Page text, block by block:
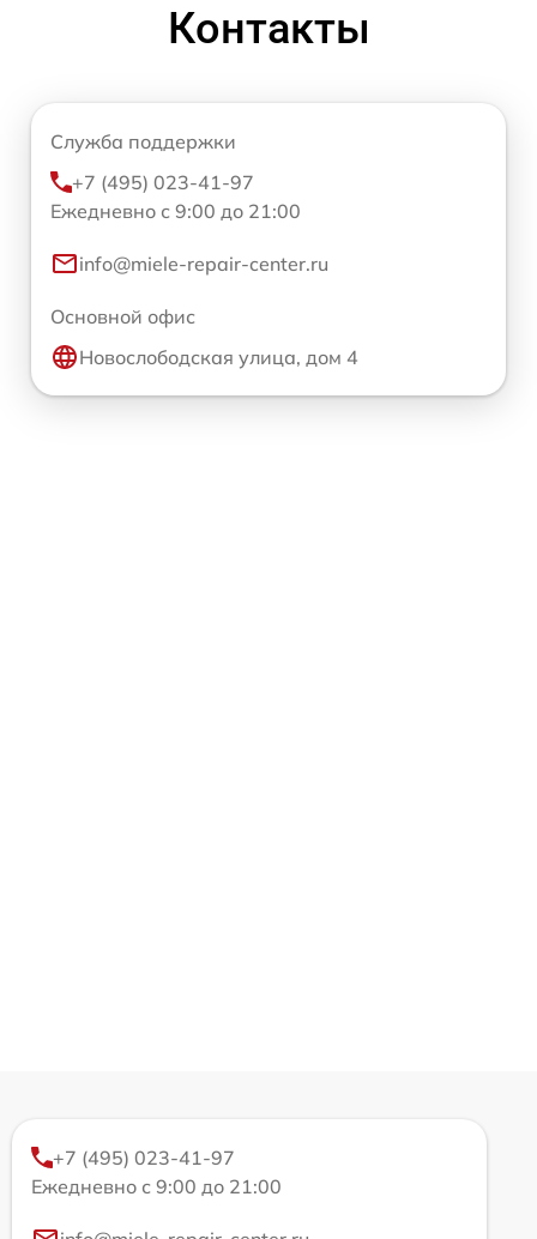
Контакты
Служба поддержки
+7 (495) 023-41-97
Ежедневно с 9:00 до 21:00
info@miele-repair-center.ru
Основной офис
Новослободская улица, дом 4
+7 (495) 023-41-97
Ежедневно с 9:00 до 21:00